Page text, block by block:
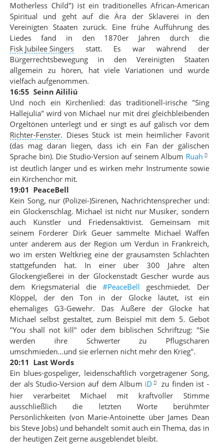
Motherless Child") ist ein traditionelles African-American
Spiritual und geht auf die Ära der Sklaverei in den
Vereinigten Staaten zurück. Eine frühe Aufführung des
Liedes fand in den 1870er Jahren durch die
Fisk Jubilee Singers statt. Es war während der
Bürgerrechtsbewegung in den Vereinigten Staaten
allgemein zu hören, hat viele Variationen und wurde
vielfach aufgenommen.
16:55 Seinn Aililiú
Und noch ein Kirchenlied: das traditionell-irische "Sing
Hallejulia" wird von Michael nur mit drei gleichbleibenden
Orgeltönen unterlegt und er singt es auf gälisch vor dem
Richter-Fenster. Dieses Stück ist mein heimlicher Favorit
(das mag daran liegen, dass ich ein Fan der gälischen
Sprache bin). Die Studio-Version auf seinem Album Ruah
ist deutlich länger und es wirken mehr Instrumente sowie
ein Kirchenchor mit.
19:01 PeaceBell
Kein Song, nur (Polizei-)Sirenen, Nachrichtensprecher und:
ein Glockenschlag. Michael ist nicht nur Musiker, sondern
auch Künstler und Friedensaktivist. Gemeinsam mit
seinem Förderer Dirk Geuer sammelte Michael Waffen
unter anderem aus der Region um Verdun in Frankreich,
wo im ersten Weltkrieg eine der grausamsten Schlachten
stattgefunden hat. In einer über 300 Jahre alten
Glockengießerei in der Glockenstadt Gescher wurde aus
dem Kriegsmaterial die #PeaceBell geschmiedet. Der
Klöppel, der den Ton in der Glocke läutet, ist ein
ehemaliges G3-Gewehr. Das Äußere der Glocke hat
Michael selbst gestaltet, zum Beispiel mit dem 5. Gebot
"You shall not kill" oder dem biblischen Schriftzug: "Sie
werden ihre Schwerter zu Pflugscharen
umschmieden...und sie erlernen nicht mehr den Krieg".
20:11 Last Words
Ein blues-gospeliger, leidenschaftlich vorgetragener Song,
der als Studio-Version auf dem Album iD
zu finden ist -
hier verarbeitet Michael mit kraftvoller Stimme
ausschließlich die letzten Worte berühmter
Persönlichkeiten (von Marie-Antoinette über James Dean
bis Steve Jobs) und behandelt somit auch ein Thema, das in
der heutigen Zeit gerne ausgeblendet bleibt.